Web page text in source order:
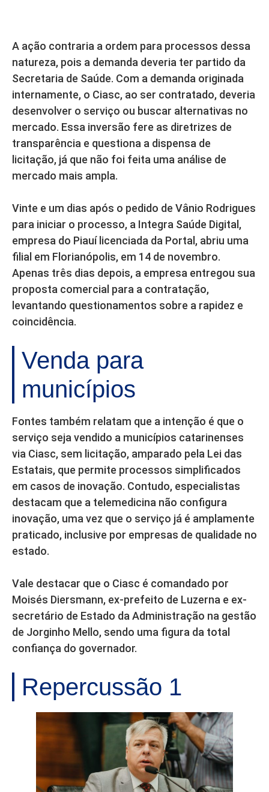
A ação contraria a ordem para processos dessa
natureza, pois a demanda deveria ter partido da
Secretaria de Saúde. Com a demanda originada
internamente, o Ciasc, ao ser contratado, deveria
desenvolver o serviço ou buscar alternativas no
mercado. Essa inversão fere as diretrizes de
transparência e questiona a dispensa de
licitação, já que não foi feita uma análise de
mercado mais ampla.
Vinte e um dias após o pedido de Vânio Rodrigues
para iniciar o processo, a Integra Saúde Digital,
empresa do Piauí licenciada da Portal, abriu uma
filial em Florianópolis, em 14 de novembro.
Apenas três dias depois, a empresa entregou sua
proposta comercial para a contratação,
levantando questionamentos sobre a rapidez e
coincidência.
Venda para
municípios
Fontes também relatam que a intenção é que o
serviço seja vendido a municípios catarinenses
via Ciasc, sem licitação, amparado pela Lei das
Estatais, que permite processos simplificados
em casos de inovação. Contudo, especialistas
destacam que a telemedicina não configura
inovação, uma vez que o serviço já é amplamente
praticado, inclusive por empresas de qualidade no
estado.
Vale destacar que o Ciasc é comandado por
Moisés Diersmann, ex-prefeito de Luzerna e ex-
secretário de Estado da Administração na gestão
de Jorginho Mello, sendo uma figura da total
confiança do governador.
Repercussão 1